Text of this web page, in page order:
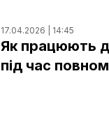
17.04.2026 | 14:45
Як працюють
під час